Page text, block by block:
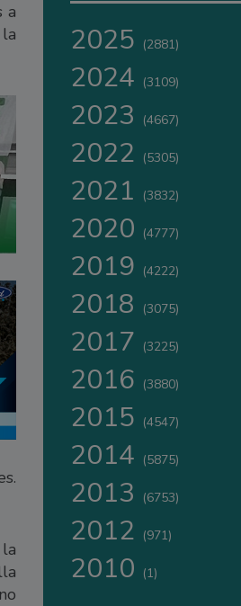
a
2025 (2881)
2024 (3109)
2023 (4667)
2022 (5305)
2021 (3832)
2020 (4777)
2019 (4222)
2018 (3075)
2017 (3225)
2016 (3880)
2015 (4547)
2014 (5875)
2013 (6753)
2012 (971)
2010 (1)